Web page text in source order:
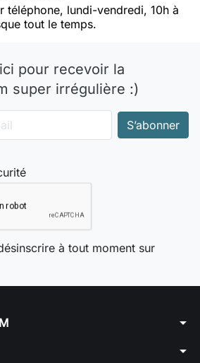
téléphone, lundi-vendredi, 10h à
tout le temps.
pour recevoir la
super irrégulière :)
à tout moment sur
arrow_drop_down
arrow_drop_down